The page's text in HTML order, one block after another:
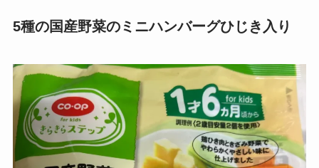
5種の国産野菜のミニハンバーグひじき入り